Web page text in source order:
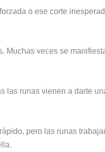
o ese corte
Muchas veces se
las runas vienen a darte
pero las runas